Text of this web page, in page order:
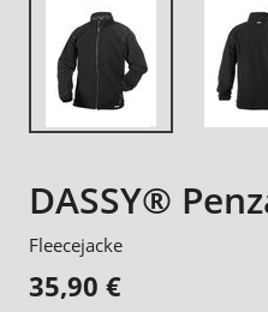
DASSY®
Fleecejacke
35,90 €